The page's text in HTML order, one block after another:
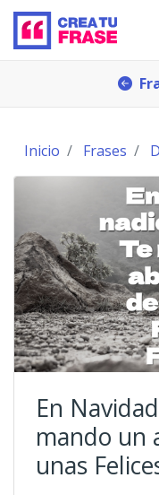
Inicio Frases
En
mando un
unas